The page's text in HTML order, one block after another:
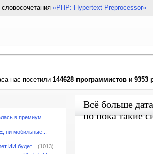
словосочетания «PHP: Hypertext Preprocessor»
нас посетили 144628 программистов и 9353
в премиум....
ни мобильные...
ИИ будет...
(1013)
Всё больше
но пока такие